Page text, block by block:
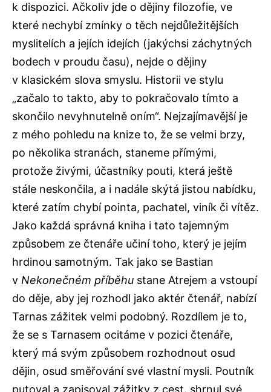
k dispozici. Ačkoliv jde o dějiny filozofie, ve
které nechybí zmínky o těch nejdůležitějších
myslitelích a jejích idejích (jakýchsi záchytných
bodech v proudu času), nejde o dějiny
v klasickém slova smyslu. Historii ve stylu
„začalo to takto, aby to pokračovalo tímto a
skončilo nevyhnutelně oním“. Nejzajímavější je
z mého pohledu na knize to, že se velmi brzy,
po několika stranách, staneme přímými,
protože živými, účastníky pouti, která ještě
stále neskončila, a i nadále skýtá jistou nabídku,
které zatím chybí pointa, pachatel, viník či vítěz.
Jako každá správná kniha i tato tajemným
způsobem ze čtenáře učiní toho, který je jejím
hrdinou samotným. Tak jako se Bastian
v Nekonečném příběhu stane Atrejem a vstoupí
do děje, aby jej rozhodl jako aktér čtenář, nabízí
Tarnas zážitek velmi podobný. Rozdílem je to,
že se s Tarnasem ocitáme v pozici čtenáře,
který má svým způsobem rozhodnout osud
dějin, osud směřování své vlastní mysli. Poutník
putoval a zapisoval zážitky z cest, shrnul své